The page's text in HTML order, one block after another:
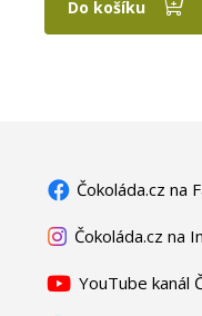
Do košíku
Čokoláda.cz na
Čokoláda.cz na
YouTube kanál